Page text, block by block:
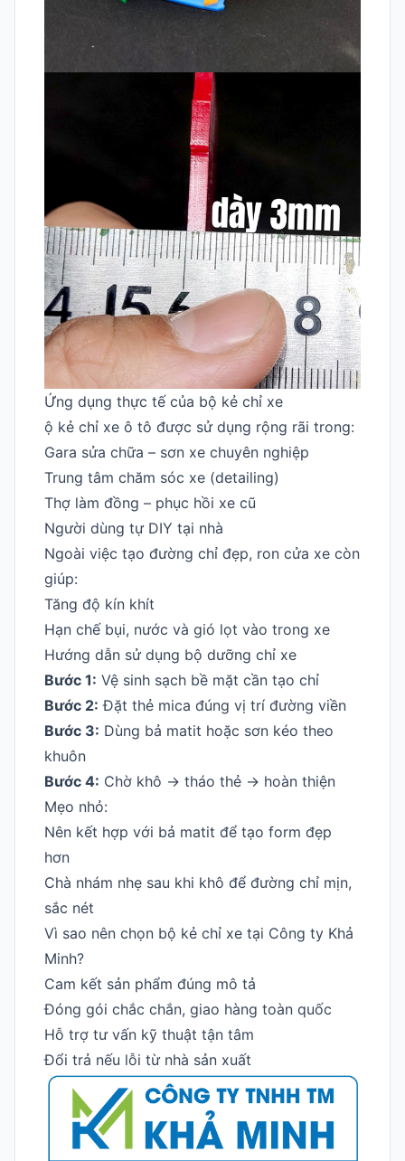
Ứng dụng thực tế của bộ kẻ chỉ xe
ộ kẻ chỉ xe ô tô được sử dụng rộng rãi trong:
Gara sửa chữa – sơn xe chuyên nghiệp
Trung tâm chăm sóc xe (detailing)
Thợ làm đồng – phục hồi xe cũ
Người dùng tự DIY tại nhà
Ngoài việc tạo đường chỉ đẹp, ron cửa xe còn
giúp:
Tăng độ kín khít
Hạn chế bụi, nước và gió lọt vào trong xe
Hướng dẫn sử dụng bộ dưỡng chỉ xe
Bước 1: Vệ sinh sạch bề mặt cần tạo chỉ
Bước 2: Đặt thẻ mica đúng vị trí đường viền
Bước 3: Dùng bả matit hoặc sơn kéo theo
khuôn
Bước 4: Chờ khô → tháo thẻ → hoàn thiện
Mẹo nhỏ:
Nên kết hợp với bả matit để tạo form đẹp
hơn
Chà nhám nhẹ sau khi khô để đường chỉ mịn,
sắc nét
Vì sao nên chọn bộ kẻ chỉ xe tại Công ty Khả
Minh?
Cam kết sản phẩm đúng mô tả
Đóng gói chắc chắn, giao hàng toàn quốc
Hỗ trợ tư vấn kỹ thuật tận tâm
Đổi trả nếu lỗi từ nhà sản xuất